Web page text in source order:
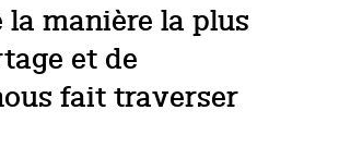
la manière la plus
et de
fait traverser